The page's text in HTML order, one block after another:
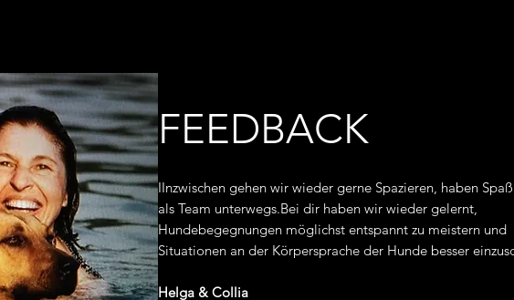
FEEDBACK
IInzwischen gehen wir wieder gerne Spazieren, haben
als Team unterwegs.Bei dir haben wir wieder gelernt,
Hundebegegnungen möglichst entspannt zu meistern und
Situationen an der Körpersprache der Hunde besser
Helga & Collia